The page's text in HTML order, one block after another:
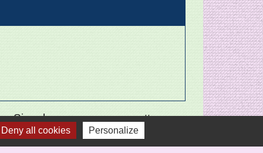
Signaler une erreur sur cette page
Deny all cookies Personalize